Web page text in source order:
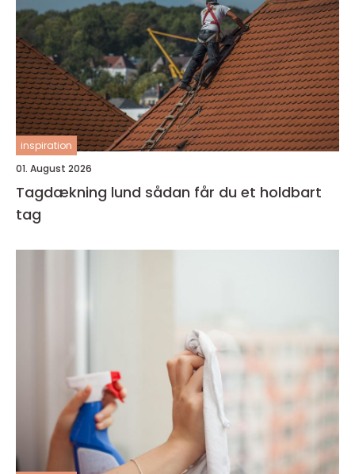
inspiration
01. August 2026
Tagdækning lund sådan får du et holdbart
tag